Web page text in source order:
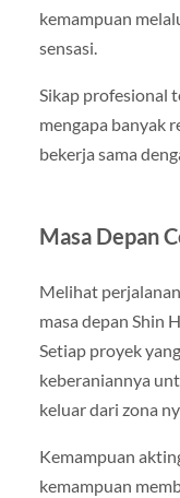
kemampuan
sensasi.
Sikap profesional
mengapa banyak
bekerja sama
Masa Depan
Melihat
masa depan Shin
Setiap proyek
keberaniannya
keluar dari zona
Kemampuan
kemampuan